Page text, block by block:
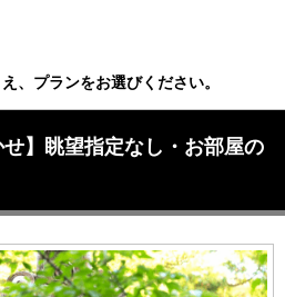
、プランをお選びください。
せ】眺望指定なし・お部屋の